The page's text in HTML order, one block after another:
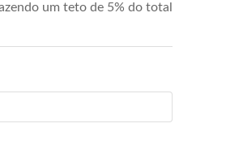
um teto de 5% do total